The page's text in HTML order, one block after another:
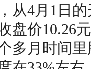
4月1日的
盘价10.26
多月时间